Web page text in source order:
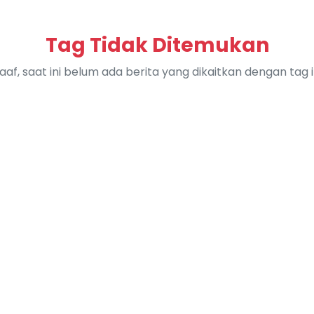
Tag Tidak Ditemukan
saat ini belum ada berita yang dikaitkan dengan tag